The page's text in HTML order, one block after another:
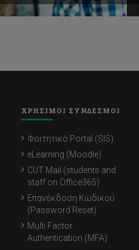
ΧΡΗΣΙΜΟΙ ΣΥΝΔΕΣΜΟΙ
Φοιτητικό Portal (SIS)
eLearning (Moodle)
CUT Mail (students and
staff on Office365)
Επανέκδοση Κωδικού
(Password Reset)
Multi Factor
Authentication (MFA)